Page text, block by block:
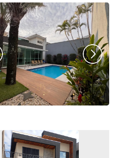
Oportunidade